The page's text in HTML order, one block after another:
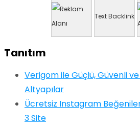
Text Backlink
Tanıtım
Verigom ile Güçlü, Güvenli
Altyapılar
Ücretsiz Instagram
3 Site